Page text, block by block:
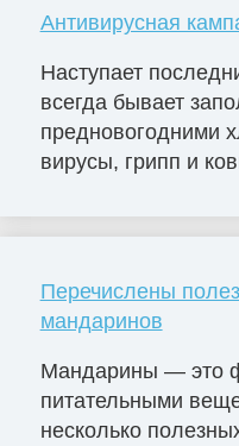
Антивирусная
Наступает
всегда бывает
предновогодними
вирусы, грипп и
Перечислены
мандаринов
Мандарины — это
питательными
несколько